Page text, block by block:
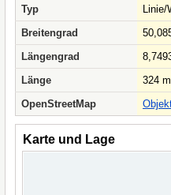
Typ
Linie/
Breitengrad
Längengrad
Länge
324 m
OpenStreetMap
Karte und Lage